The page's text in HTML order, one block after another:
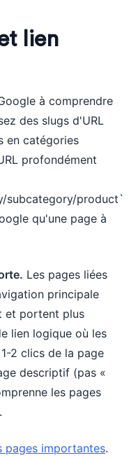
lien
à comprendre
des slugs d'URL
en catégories
profondément
subcategory/product`
qu'une page à
Les pages liées
principale
et portent plus
lien logique où les
2 clics de la page
descriptif (pas «
les pages
pages importantes.